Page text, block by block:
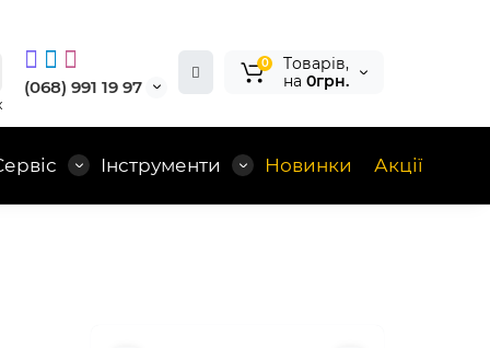
(068) 991 19 97
0
Tоварів,
на 0грн.
Інструменти Новинки Акції